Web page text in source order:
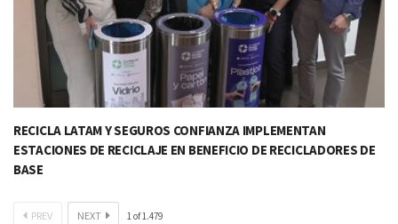
RECICLA LATAM Y SEGUROS CONFIANZA IMPLEMENTAN
ESTACIONES DE RECICLAJE EN BENEFICIO DE RECICLADORES DE
BASE​
PREV NEXT 1of1.479